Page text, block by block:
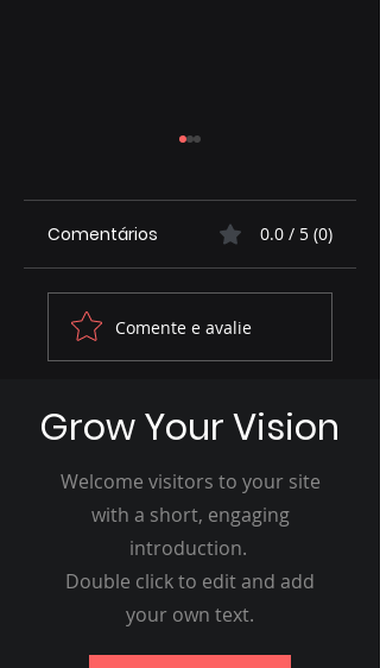
Marcelo Miranda
(PP) é destaque
em ato político e
candidatura a
deputado
estadual em MS
Comentários 0.0 / 5 (0)
Comente e avalie
Grow Your Vision
Welcome visitors to your site
with a short, engaging
introduction.
Double click to edit and add
your own text.